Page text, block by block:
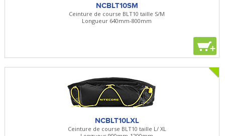
NCBLT10SM
Ceinture de course BLT10 taille S/M
Longueur 640mm-800mm
+
NCBLT10LXL
Ceinture de course BLT10 taille L/ XL